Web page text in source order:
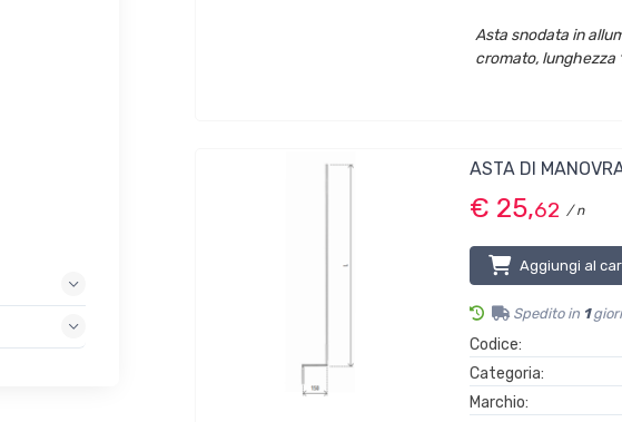
Asta snodata in
cromato, lunghezza
ASTA DI
€ 25,62 / n
Aggiungi al
Spedito in 1
Codice:
Categoria:
Marchio: